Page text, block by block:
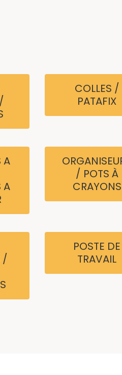
COLLES /
PATAFIX
A
A
/ POTS À
CRAYONS
/
POSTE DE
TRAVAIL